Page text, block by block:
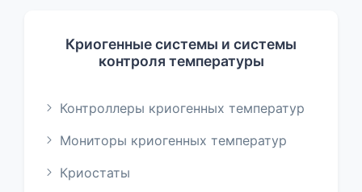
Криогенные системы и системы
контроля температуры
Контроллеры криогенных температур
Мониторы криогенных температур
Криостаты